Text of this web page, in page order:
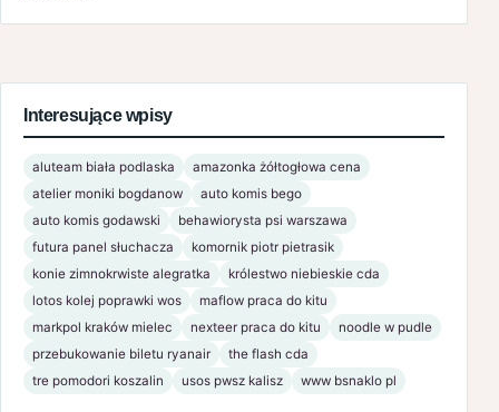
Interesujące wpisy
aluteam biała podlaska
amazonka żółtogłowa cena
atelier moniki bogdanow
auto komis bego
auto komis godawski
behawiorysta psi warszawa
futura panel słuchacza
komornik piotr pietrasik
konie zimnokrwiste alegratka
królestwo niebieskie cda
lotos kolej poprawki wos
maflow praca do kitu
markpol kraków mielec
nexteer praca do kitu
noodle w pudle
przebukowanie biletu ryanair
the flash cda
tre pomodori koszalin
usos pwsz kalisz www bsnaklo pl